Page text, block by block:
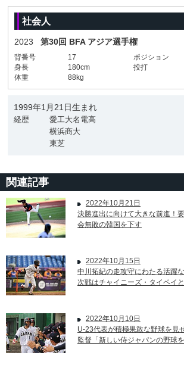
社会人
2023 第30回 BFA アジア選手権
背番号 17 ポジション
身長
180cm 投打
体重
88kg
1999年1月21日生まれ
経歴
愛工大名電高
横浜商大
東芝
関連記事
2022年10月21日
決勝進出に向けて大きな前進！
会無敗の韓国を下す
2022年10月15日
中川拓紀の走攻守にわたる活躍
次戦はチャイニーズ・タイペイ
2022年10月10日
U-23代表が積極果敢な野球を見
監督「新しい侍ジャパンの野球を